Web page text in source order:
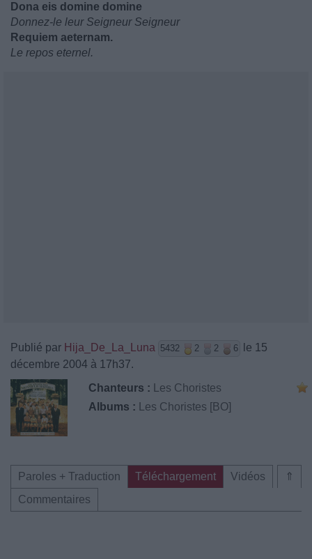
Dona eis domine domine
Donnez-le leur Seigneur Seigneur
Requiem aeternam.
Le repos eternel.
Publié par Hija_De_La_Luna 5432 2 2 6
le 15
décembre 2004 à 17h37.
Chanteurs :
Les Choristes
Albums :
Les Choristes [BO]
⇑
Paroles + Traduction Téléchargement
Vidéos
Commentaires